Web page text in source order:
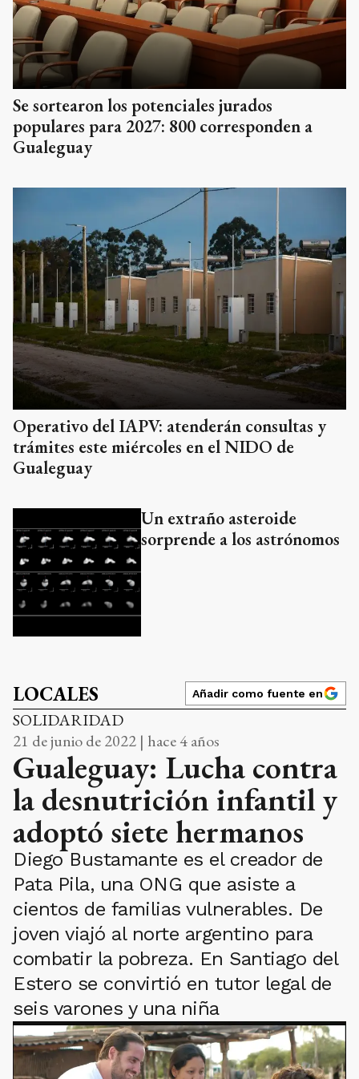
Se sortearon los potenciales jurados
populares para 2027: 800 corresponden a
Gualeguay
Operativo del IAPV: atenderán consultas y
trámites este miércoles en el NIDO de
Gualeguay
Un extraño asteroide
sorprende a los astrónomos
LOCALES Añadir como fuente en
SOLIDARIDAD
21 de junio de 2022 | hace 4 años
Gualeguay: Lucha contra
la desnutrición infantil y
adoptó siete hermanos
Diego Bustamante es el creador de
Pata Pila, una ONG que asiste a
cientos de familias vulnerables. De
joven viajó al norte argentino para
combatir la pobreza. En Santiago del
Estero se convirtió en tutor legal de
seis varones y una niña